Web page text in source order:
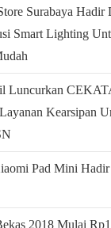
Surabaya Hadir
Smart Lighting
Luncurkan
Kearsipan
Pad Mini Hadir
2018 Mulai